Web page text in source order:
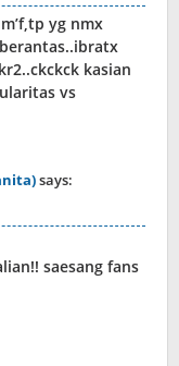
yg nmx
kasian
vs
says:
saesang fans